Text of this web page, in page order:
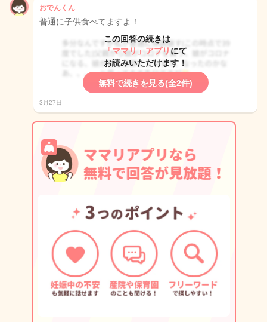
おでんくん
普通に子供食べてますよ！
この回答の続きは
「ママリ」アプリ にて
お読みいただけます！
無料で続きを見る(全2件)
3月27日